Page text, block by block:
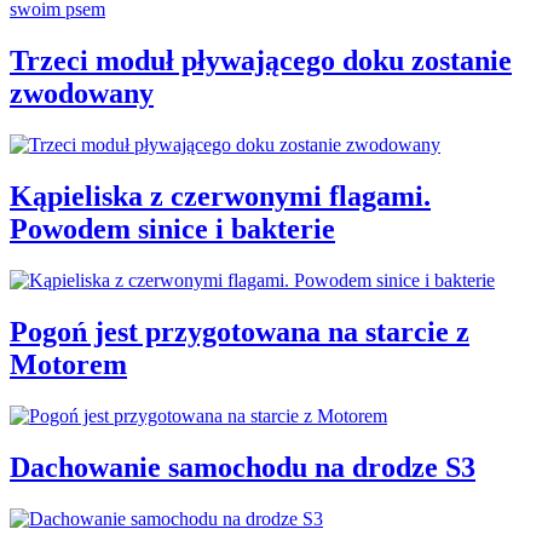
Trzeci moduł pływającego doku zostanie
zwodowany
Kąpieliska z czerwonymi flagami.
Powodem sinice i bakterie
Pogoń jest przygotowana na starcie z
Motorem
Dachowanie samochodu na drodze S3